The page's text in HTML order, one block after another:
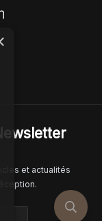
et actualités